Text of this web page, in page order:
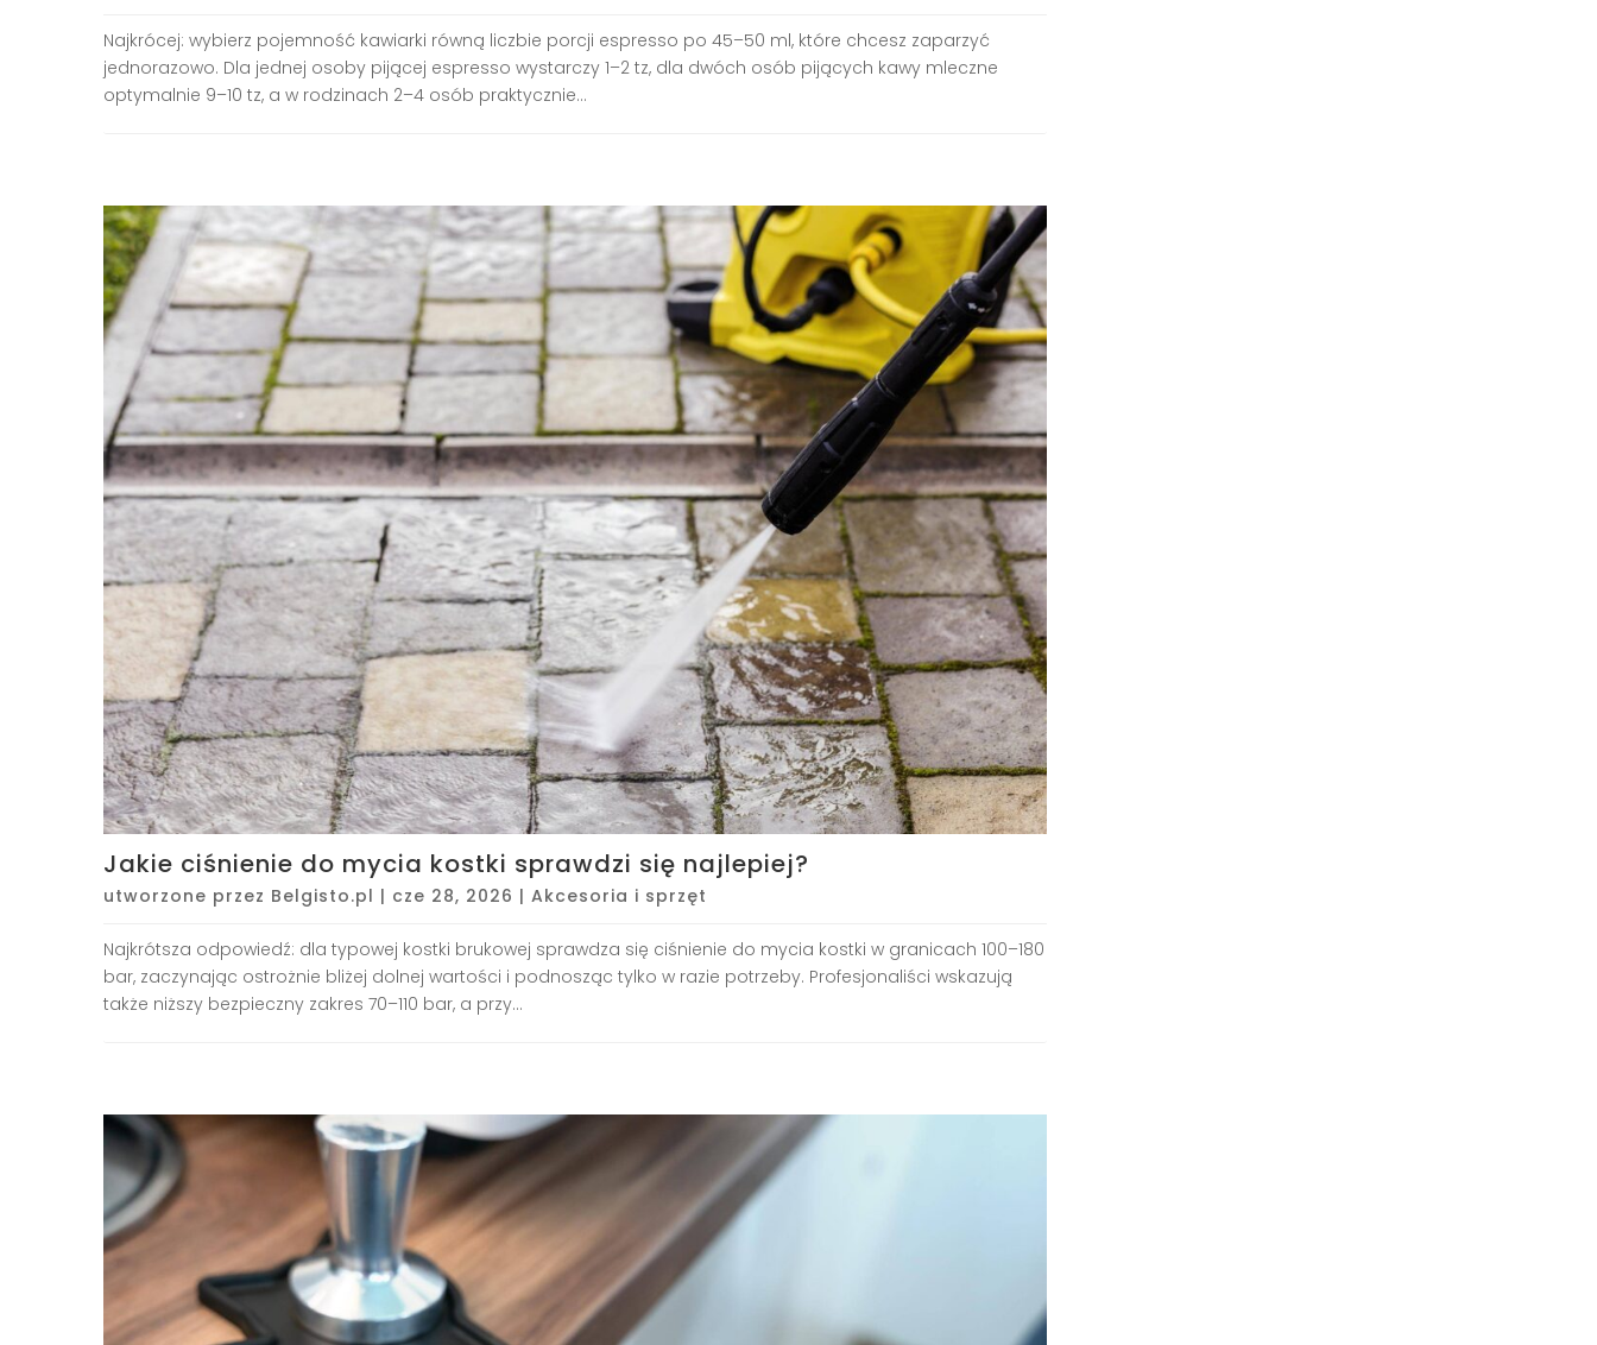
Najkrócej: wybierz pojemność kawiarki równą liczbie porcji espresso po 45–50 ml, które chcesz zaparzyć
jednorazowo. Dla jednej osoby pijącej espresso wystarczy 1–2 tz, dla dwóch osób pijących kawy mleczne
optymalnie 9–10 tz, a w rodzinach 2–4 osób praktycznie...
Jakie ciśnienie do mycia kostki sprawdzi się najlepiej?
utworzone przez Belgisto.pl | cze 28, 2026 | Akcesoria i sprzęt
Najkrótsza odpowiedź: dla typowej kostki brukowej sprawdza się ciśnienie do mycia kostki w granicach 100–180
bar, zaczynając ostrożnie bliżej dolnej wartości i podnosząc tylko w razie potrzeby. Profesjonaliści wskazują
także niższy bezpieczny zakres 70–110 bar, a przy...